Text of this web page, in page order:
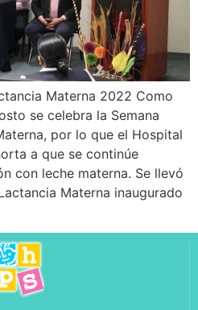
Materna 2022 Como
se celebra la Semana
por lo que el Hospital
a que se continúe
con leche materna. Se llevó
Materna inaugurado